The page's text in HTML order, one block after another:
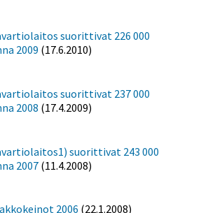
suorittivat 226 000
2009 (17.6.2010)
suorittivat 237 000
2008 (17.4.2009)
suorittivat 243 000
2007 (11.4.2008)
2006 (22.1.2008)